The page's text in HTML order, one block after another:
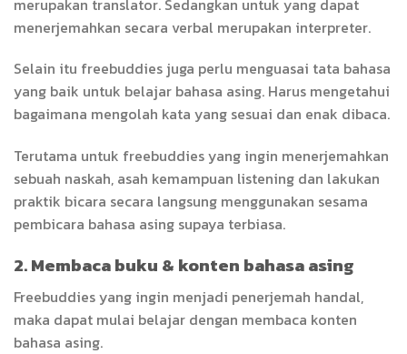
menerjemahkan secara verbal merupakan interpreter.
Selain itu freebuddies juga perlu menguasai tata bahasa
yang baik untuk belajar bahasa asing. Harus mengetahui
bagaimana mengolah kata yang sesuai dan enak dibaca.
Terutama untuk freebuddies yang ingin menerjemahkan
sebuah naskah, asah kemampuan listening dan lakukan
praktik bicara secara langsung menggunakan sesama
pembicara bahasa asing supaya terbiasa.
2. Membaca buku & konten bahasa asing
Freebuddies yang ingin menjadi penerjemah handal,
maka dapat mulai belajar dengan membaca konten
bahasa asing.